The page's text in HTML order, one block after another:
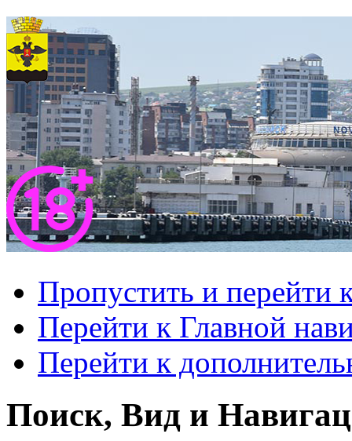
Пропустить и перейти
Перейти к Главной
Перейти к
Поиск, Вид и